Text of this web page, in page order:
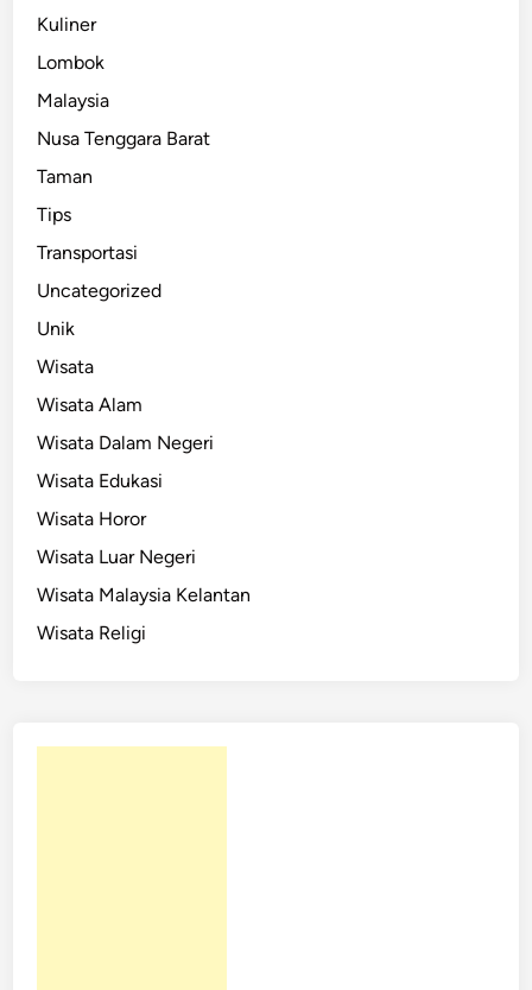
Kuliner
Lombok
Malaysia
Nusa Tenggara Barat
Taman
Tips
Transportasi
Uncategorized
Unik
Wisata
Wisata Alam
Wisata Dalam Negeri
Wisata Edukasi
Wisata Horor
Wisata Luar Negeri
Wisata Malaysia Kelantan
Wisata Religi